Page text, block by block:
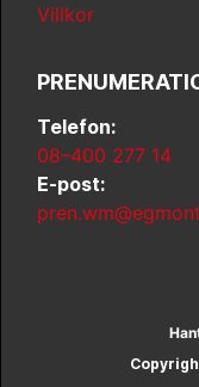
Villkor
Telefon:
08–400 277 14
E-post: